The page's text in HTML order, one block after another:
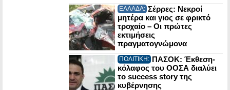
ΕΛΛΑΔΑ: Σέρρες: Νεκροί
μητέρα και γιος σε φρικτό
τροχαίο – Οι πρώτες
εκτιμήσεις
πραγματογνώμονα
ΠΟΛΙΤΙΚΗ: ΠΑΣΟΚ: Έκθεση-
κόλαφος του ΟΟΣΑ διαλύει
το success story της
κυβέρνησης